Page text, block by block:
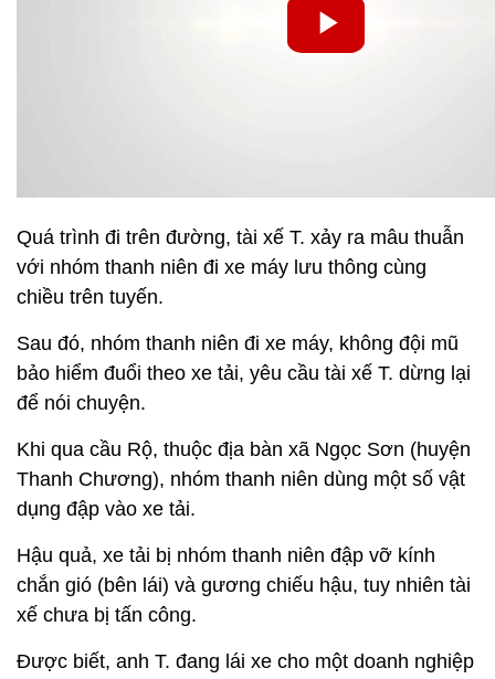
Quá trình đi trên đường, tài xế T. xảy ra mâu thuẫn
với nhóm thanh niên đi xe máy lưu thông cùng
chiều trên tuyến.
Sau đó, nhóm thanh niên đi xe máy, không đội mũ
bảo hiểm đuổi theo xe tải, yêu cầu tài xế T. dừng lại
để nói chuyện.
Khi qua cầu Rộ, thuộc địa bàn xã Ngọc Sơn (huyện
Thanh Chương), nhóm thanh niên dùng một số vật
dụng đập vào xe tải.
Hậu quả, xe tải bị nhóm thanh niên đập vỡ kính
chắn gió (bên lái) và gương chiếu hậu, tuy nhiên tài
xế chưa bị tấn công.
Được biết, anh T. đang lái xe cho một doanh nghiệp